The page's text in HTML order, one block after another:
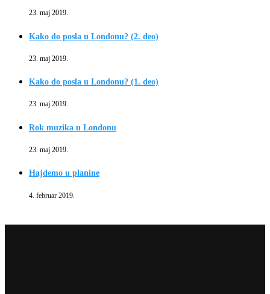
23. maj 2019.
Kako do posla u Londonu? (2. deo)
23. maj 2019.
Kako do posla u Londonu? (1. deo)
23. maj 2019.
Rok muzika u Londonu
23. maj 2019.
Hajdemo u planine
4. februar 2019.